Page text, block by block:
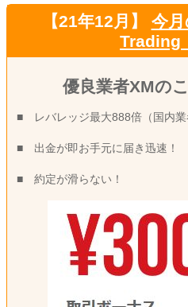
【21年12月】 今
Trading
優良業者XMの
■ レバレッジ最大888倍（国内業
■ 出金が即お手元に届き迅速！
■ 約定が滑らない！